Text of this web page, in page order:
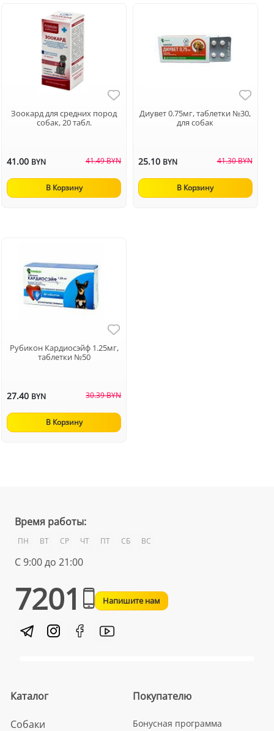
Зоокард для средних пород
собак, 20 табл.
41.00 BYN 41.49 BYN
В Корзину
Диувет 0.75мг, таблетки №30,
для собак
25.10 BYN 41.30 BYN
В Корзину
Рубикон Кардиосэйф 1.25мг,
таблетки №50
27.40 BYN 30.39 BYN
В Корзину
Время работы:
ПН ВТ СР ЧТ ПТ СБ ВС
С 9:00 до 21:00
7201 Напишите нам
Каталог
Собаки
Покупателю
Бонусная программа